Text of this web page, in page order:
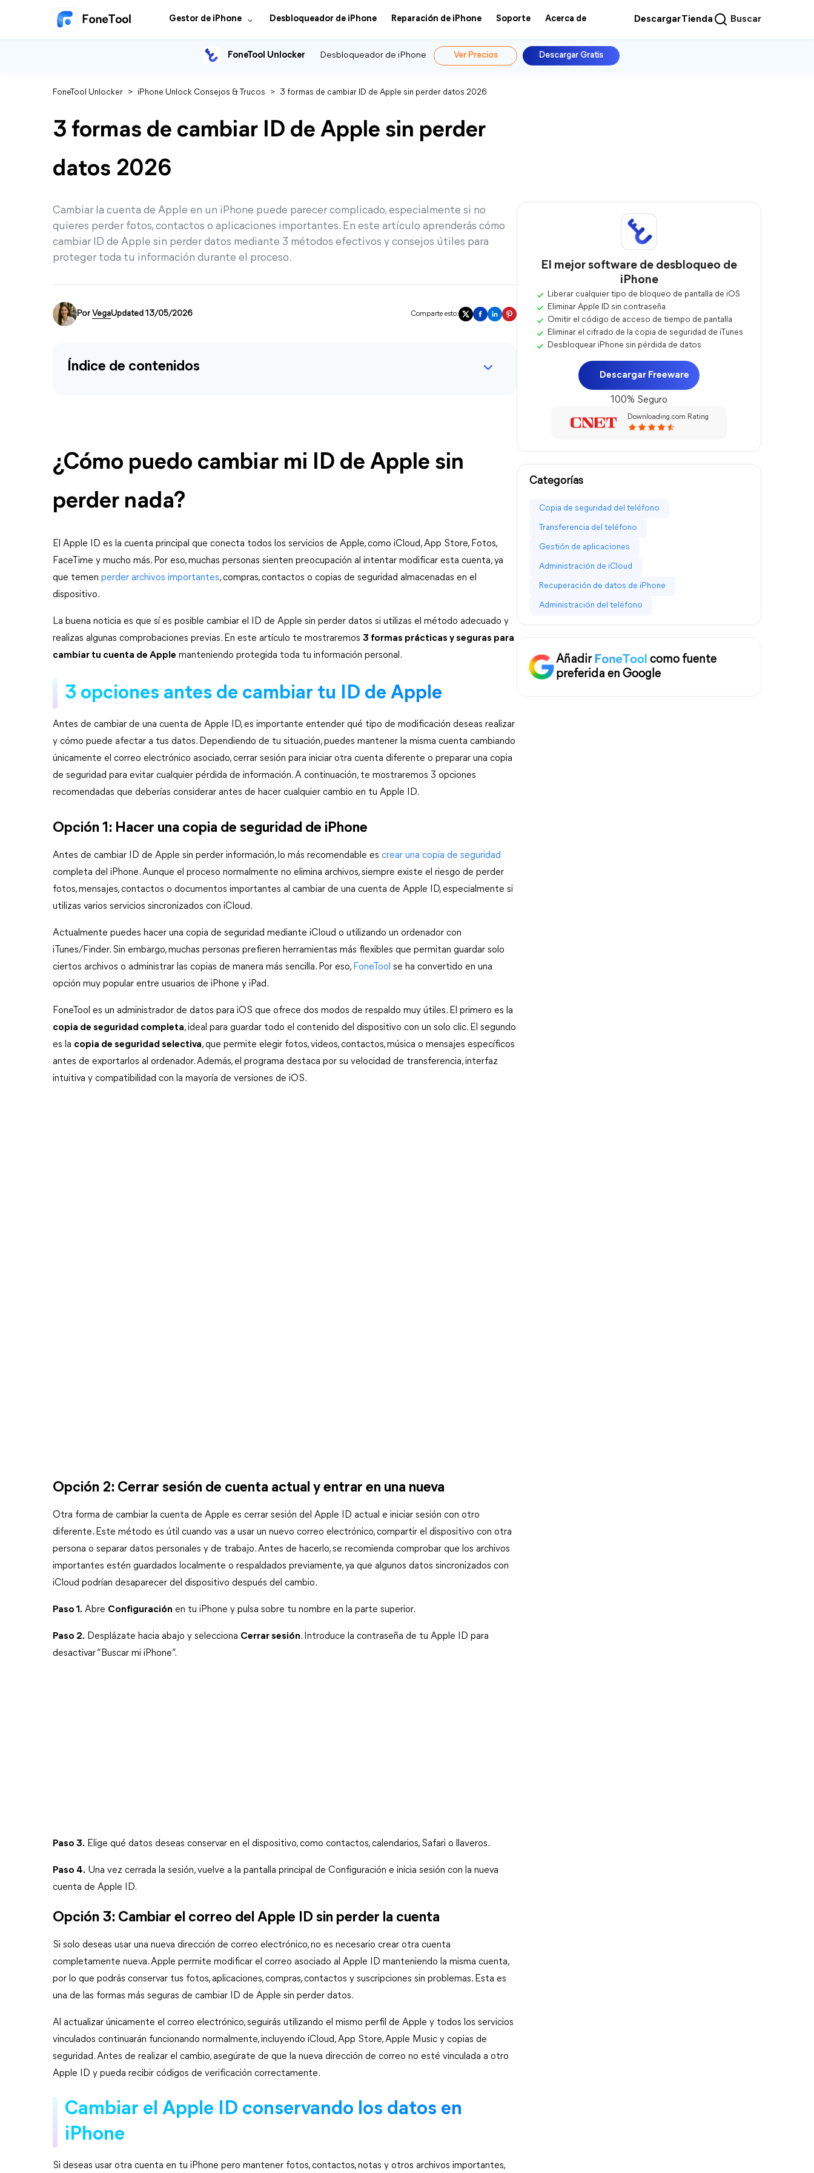
Gestor de iPhone Desbloqueador de iPhone Reparación de iPhone Soporte Acerca de DescargarTienda Buscar
FoneTool Unlocker Desbloqueador de iPhone Ver Precios Descargar Gratis
FoneTool Unlocker > iPhone Unlock Consejos & Trucos > 3 formas de cambiar ID de Apple sin perder datos 2026
3 formas de cambiar ID de Apple sin perder
datos 2026
Cambiar la cuenta de Apple en un iPhone puede parecer complicado, especialmente si no
quieres perder fotos, contactos o aplicaciones importantes. En este artículo aprenderás cómo
cambiar ID de Apple sin perder datos mediante 3 métodos efectivos y consejos útiles para
proteger toda tu información durante el proceso.
Por VegaUpdated 13/05/2026 Comparte esto:
Índice de contenidos
¿Cómo puedo cambiar mi ID de Apple sin
perder nada?
El Apple ID es la cuenta principal que conecta todos los servicios de Apple, como iCloud, App Store, Fotos,
FaceTime y mucho más. Por eso, muchas personas sienten preocupación al intentar modificar esta cuenta, ya
que temen perder archivos importantes, compras, contactos o copias de seguridad almacenadas en el
dispositivo.
La buena noticia es que sí es posible cambiar el ID de Apple sin perder datos si utilizas el método adecuado y
realizas algunas comprobaciones previas. En este artículo te mostraremos 3 formas prácticas y seguras para
cambiar tu cuenta de Apple manteniendo protegida toda tu información personal.
3 opciones antes de cambiar tu ID de Apple
Antes de cambiar de una cuenta de Apple ID, es importante entender qué tipo de modificación deseas realizar
y cómo puede afectar a tus datos. Dependiendo de tu situación, puedes mantener la misma cuenta cambiando
únicamente el correo electrónico asociado, cerrar sesión para iniciar otra cuenta diferente o preparar una copia
de seguridad para evitar cualquier pérdida de información. A continuación, te mostraremos 3 opciones
recomendadas que deberías considerar antes de hacer cualquier cambio en tu Apple ID.
Opción 1: Hacer una copia de seguridad de iPhone
Antes de cambiar ID de Apple sin perder información, lo más recomendable es crear una copia de seguridad
completa del iPhone. Aunque el proceso normalmente no elimina archivos, siempre existe el riesgo de perder
fotos, mensajes, contactos o documentos importantes al cambiar de una cuenta de Apple ID, especialmente si
utilizas varios servicios sincronizados con iCloud.
Actualmente puedes hacer una copia de seguridad mediante iCloud o utilizando un ordenador con
iTunes/Finder. Sin embargo, muchas personas prefieren herramientas más flexibles que permitan guardar solo
ciertos archivos o administrar las copias de manera más sencilla. Por eso, FoneTool se ha convertido en una
opción muy popular entre usuarios de iPhone y iPad.
copia de seguridad completa, ideal para guardar todo el contenido del dispositivo con un solo clic. El segundo
es la copia de seguridad selectiva, que permite elegir fotos, videos, contactos, música o mensajes específicos
antes de exportarlos al ordenador. Además, el programa destaca por su velocidad de transferencia, interfaz
intuitiva y compatibilidad con la mayoría de versiones de iOS.
Opción 2: Cerrar sesión de cuenta actual y entrar en una nueva
Otra forma de cambiar la cuenta de Apple es cerrar sesión del Apple ID actual e iniciar sesión con otro
diferente. Este método es útil cuando vas a usar un nuevo correo electrónico, compartir el dispositivo con otra
persona o separar datos personales y de trabajo. Antes de hacerlo, se recomienda comprobar que los archivos
importantes estén guardados localmente o respaldados previamente, ya que algunos datos sincronizados con
iCloud podrían desaparecer del dispositivo después del cambio.
Paso 1. Abre Configuración en tu iPhone y pulsa sobre tu nombre en la parte superior.
Paso 2. Desplázate hacia abajo y selecciona Cerrar sesión. Introduce la contraseña de tu Apple ID para
desactivar “Buscar mi iPhone”.
Paso 3. Elige qué datos deseas conservar en el dispositivo, como contactos, calendarios, Safari o llaveros.
Paso 4. Una vez cerrada la sesión, vuelve a la pantalla principal de Configuración e inicia sesión con la nueva
cuenta de Apple ID.
Opción 3: Cambiar el correo del Apple ID sin perder la cuenta
Si solo deseas usar una nueva dirección de correo electrónico, no es necesario crear otra cuenta
completamente nueva. Apple permite modificar el correo asociado al Apple ID manteniendo la misma cuenta,
por lo que podrás conservar tus fotos, aplicaciones, compras, contactos y suscripciones sin problemas. Esta es
una de las formas más seguras de cambiar ID de Apple sin perder datos.
Al actualizar únicamente el correo electrónico, seguirás utilizando el mismo perfil de Apple y todos los servicios
vinculados continuarán funcionando normalmente, incluyendo iCloud, App Store, Apple Music y copias de
seguridad. Antes de realizar el cambio, asegúrate de que la nueva dirección de correo no esté vinculada a otro
Apple ID y pueda recibir códigos de verificación correctamente.
Cambiar el Apple ID conservando los datos en
iPhone
Si deseas usar otra cuenta en tu iPhone pero mantener fotos, contactos, notas y otros archivos importantes,
El mejor software de desbloqueo de
iPhone
Liberar cualquier tipo de bloqueo de pantalla de iOS
Eliminar Apple ID sin contraseña
Omitir el código de acceso de tiempo de pantalla
Eliminar el cifrado de la copia de seguridad de iTunes
Desbloquear iPhone sin pérdida de datos
Descargar Freeware
100% Seguro
Downloading.com Rating
Categorías
Copia de seguridad del teléfono
Transferencia del teléfono
Gestión de aplicaciones
Administración de iCloud
Recuperación de datos de iPhone
Administración del teléfono
Añadir
como fuente
preferida en Google